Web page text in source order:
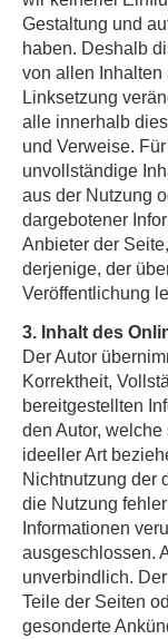
Gestaltung und
haben. Deshalb
von allen
Linksetzung
alle innerhalb
und Verweise.
unvollständige
aus der Nutzung
dargebotener
Anbieter der
derjenige, der
Veröffentlichung
3. Inhalt des
Der Autor
Korrektheit,
bereitgestellten
den Autor,
ideeller Art
Nichtnutzung der
die Nutzung
Informationen
ausgeschlossen.
unverbindlich.
Teile der Seiten
gesonderte